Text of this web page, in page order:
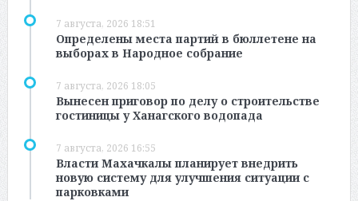
7 августа, 2026 18:51
Определены места партий в бюллетене на
выборах в Народное собрание
7 августа, 2026 18:05
Вынесен приговор по делу о строительстве
гостиницы у Ханагского водопада
7 августа, 2026 16:55
Власти Махачкалы планирует внедрить
новую систему для улучшения ситуации с
парковками